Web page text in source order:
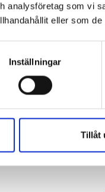
analysföretag som vi
eller som
Inställningar
Tillåt
följa
när man bygger
barnen. Någon